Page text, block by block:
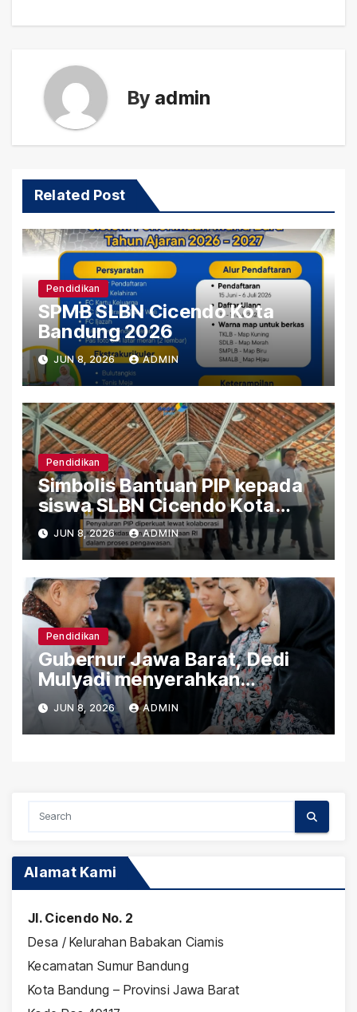
By admin
Related Post
Pendidikan
SPMB SLBN Cicendo Kota
Bandung 2026
JUN 8, 2026 ADMIN
Pendidikan
Simbolis Bantuan PIP kepada
siswa SLBN Cicendo Kota
Bandung
JUN 8, 2026 ADMIN
Pendidikan
Gubernur Jawa Barat, Dedi
Mulyadi menyerahkan
Bantuan (PIP) Kepada Siswa
SLBN Cicendo Kota Bandung
JUN 8, 2026 ADMIN
Alamat Kami
Jl. Cicendo No. 2
Desa / Kelurahan Babakan Ciamis
Kecamatan Sumur Bandung
Kota Bandung – Provinsi Jawa Barat